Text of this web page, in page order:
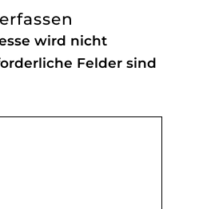
wird nicht
Felder sind